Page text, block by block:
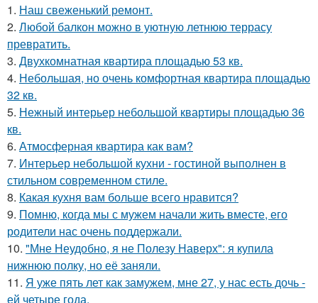
1. Наш свеженький ремонт.
2. Любой балкон можно в уютную летнюю террасу
превратить.
3. Двухкомнатная квартира площадью 53 кв.
4. Небольшая, но очень комфортная квартира площадью
32 кв.
5. Нежный интерьер небольшой квартиры площадью 36
кв.
6. Атмосферная квартира как вам?
7. Интерьер небольшой кухни - гостиной выполнен в
стильном современном стиле.
8. Какая кухня вам больше всего нравится?
9. Помню, когда мы с мужем начали жить вместе, его
родители нас очень поддержали.
10. "Мне Неудобно, я не Полезу Наверх": я купила
нижнюю полку, но её заняли.
11. Я уже пять лет как замужем, мне 27, у нас есть дочь -
ей четыре года.